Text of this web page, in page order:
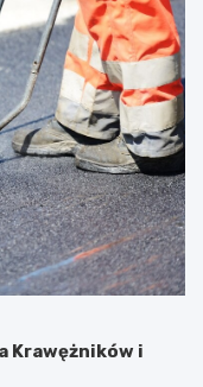
Krawężników i